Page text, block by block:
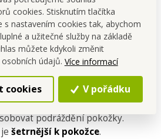
cookies. Stisknutím tlačítka
s nastavením cookies tak, abychom
a užitečné služby na základě
můžete kdykoli změnit
údajů. Více informací
cookies V pořádku
a sodný laurethsulfát (SLES) jsou
v kosmetice jakožto
podráždění pokožky.
šetrnější k pokožce.